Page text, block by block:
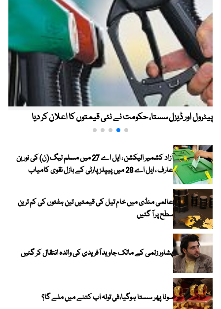
پیٹرول اور ڈیزل سستا، حکومت نے نئی قیمتوں کا اعلان کر دیا
آزاد کشمیر الیکشن ، ایل اے 27 میں مسلم لیگ (ن) کی نورین
عارف ، ایل اے 28 میں پیپلز پارٹی کے بازل نقوی کامیاب
عالمی منڈی میں خام تیل کی قیمتیں تین ہفتوں کی کم ترین
سطح پر آ گئیں
پشاور زلمی کے مالک جاوید آفریدی کی والدہ انتقال کر گئیں
سونا پھر سستا ہوگیا،فی تولہ اب کتنے میں ملے گا؟